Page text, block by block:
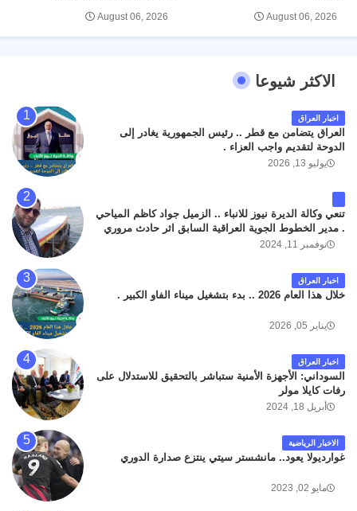
August 06, 2026
August 06, 2026
الاكثر شيوعا
اخبار العراق
العراق يتضامن مع قطر .. رئيس الجمهورية يغادر إلى
الدوحة لتقديم واجب العزاء .
يوليو 13, 2026
تنعي وكالة الديرة نيوز للانباء .. الزميل جواد كاظم المياحي
. مدير الخطوط الجوية العراقية السابق اثر حادث مروري
داخل مطار البصرة الدولي اليوم الاثنين على الطريق
كان سبب الحادث يعود لتصادم عجلته مع عجلة نوع كيا بنكو
تابعة لشركة الهلال الماسكة لإعمار مطار البصرة الدولي .
سائلين الله عز وجل ان يتغمد الفقيد بواسع رحمته ، و انا
نوفمبر 11, 2024
اخبار العراق
خلال هذا العام 2026 .. بدء بتشغيل ميناء الفاو الكبير .
يناير 05, 2026
اخبار العراق
السوداني: الأجهزة الأمنية ستباشر بالتحقيق للاستدلال على
رفات كايلا مولر
أبريل 18, 2024
الاخبار الرياضية
غوارديولا يعود.. مانشستر سيتي ينتزع صدارة الدوري
مايو 02, 2023